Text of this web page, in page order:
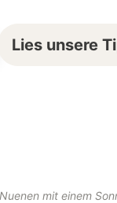
Lies unsere
mit einem